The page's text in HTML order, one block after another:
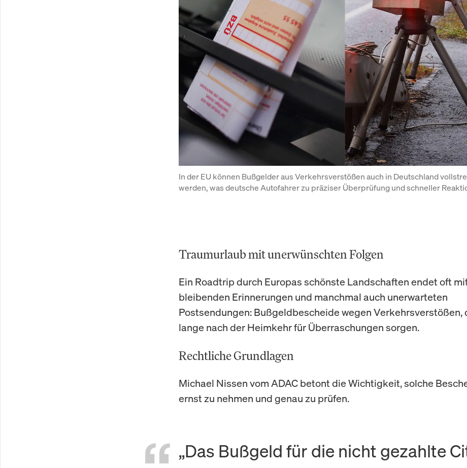
In der EU können Bußgelder aus Verkehrsverstößen auch in Deutschland
werden, was deutsche Autofahrer zu präziser Überprüfung und schneller
Traumurlaub mit unerwünschten Folgen
Ein Roadtrip durch Europas schönste Landschaften endet oft
bleibenden Erinnerungen und manchmal auch unerwarteten
Postsendungen: Bußgeldbescheide wegen Verkehrsverstößen,
lange nach der Heimkehr für Überraschungen sorgen.
Rechtliche Grundlagen
Michael Nissen vom ADAC betont die Wichtigkeit, solche
ernst zu nehmen und genau zu prüfen.
„Das Bußgeld für die nicht gezahlte